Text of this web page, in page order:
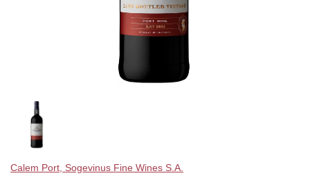
Calem Port, Sogevinus Fine Wines S.A.